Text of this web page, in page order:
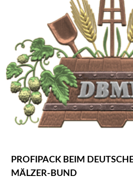
PROFIPACK BEIM
MÄLZER-BUND